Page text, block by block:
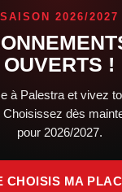
la Newsletter
SAISON 2026/2027
OUVERTS !
à Palestra et vivez
dès
pour 2026/2027.
CHOISIS MA